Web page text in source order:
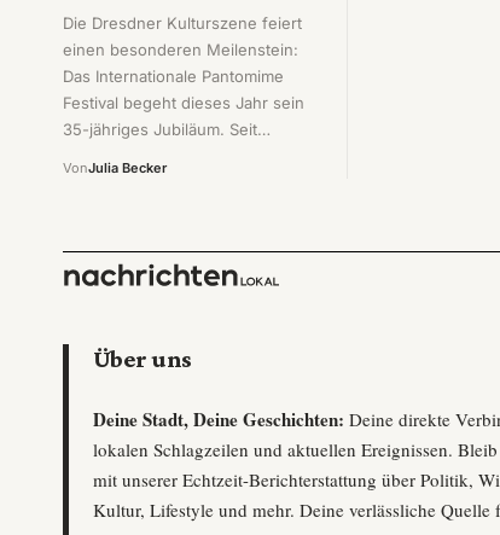
Die Dresdner Kulturszene feiert
einen besonderen Meilenstein:
Das Internationale Pantomime
Festival begeht dieses Jahr sein
35-jähriges Jubiläum. Seit…
VonJulia Becker
Über uns
Deine Stadt, Deine Geschichten: Deine direkte
lokalen Schlagzeilen und aktuellen Ereignissen.
mit unserer Echtzeit-Berichterstattung über Politik,
Kultur, Lifestyle und mehr. Deine verlässliche Quelle